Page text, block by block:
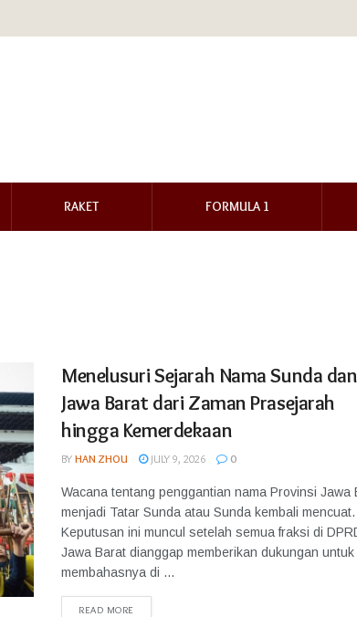
RAKET FORMULA 1
Menelusuri Sejarah Nama Sunda dan
Jawa Barat dari Zaman Prasejarah
hingga Kemerdekaan
BY HAN ZHOU JULY 9, 2026 0
Wacana tentang penggantian nama Provinsi Jawa
menjadi Tatar Sunda atau Sunda kembali mencuat.
Keputusan ini muncul setelah semua fraksi di
Jawa Barat dianggap memberikan dukungan untuk
membahasnya di ...
READ MORE